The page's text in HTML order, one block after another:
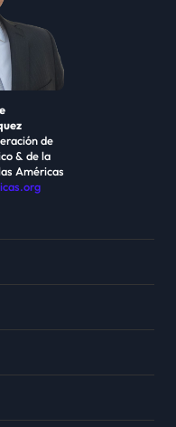
de
& de la
Américas